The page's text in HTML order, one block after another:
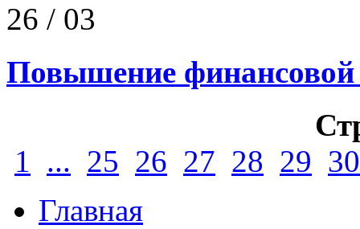
26 / 03
Повышение финансовой
1
... 25 26 27 28 29 30
Главная